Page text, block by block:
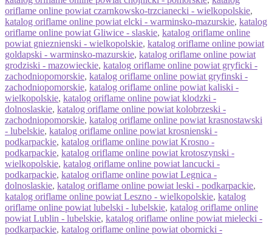
oriflame online powiat czarnkowsko-trzcianecki - wielkopolskie,
katalog oriflame online powiat elcki - warminsko-mazurskie, katalog
oriflame online powiat Gliwice - slaskie, katalog oriflame online
powiat gnieznienski - wielkopolskie, katalog oriflame online powiat
goldapski - warminsko-mazurskie, katalog oriflame online powiat
grodziski - mazowieckie, katalog oriflame online powiat gryficki -
zachodniopomorskie, katalog oriflame online powiat gryfinski -
zachodniopomorskie, katalog oriflame online powiat kaliski -
wielkopolskie, katalog oriflame online powiat klodzki -
dolnoslaskie, katalog oriflame online powiat kolobrzeski -
zachodniopomorskie, katalog oriflame online powiat krasnostawski
- lubelskie, katalog oriflame online powiat krosnienski -
podkarpackie, katalog oriflame online powiat Krosno -
podkarpackie, katalog oriflame online powiat krotoszynski -
wielkopolskie, katalog oriflame online powiat lancucki -
podkarpackie, katalog oriflame online powiat Legnica -
dolnoslaskie, katalog oriflame online powiat leski - podkarpackie,
katalog oriflame online powiat Leszno - wielkopolskie, katalog
oriflame online powiat lubelski - lubelskie, katalog oriflame online
powiat Lublin - lubelskie, katalog oriflame online powiat mielecki -
podkarpackie, katalog oriflame online powiat obornicki -